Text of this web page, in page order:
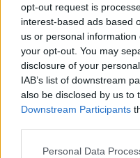
opt-out request is
interest-based ads based
us or personal
your opt-out. You may
disclosure of your
IAB’s list of downstream
also be disclosed by us to
Downstream Participants
Please note that this
Personal Data